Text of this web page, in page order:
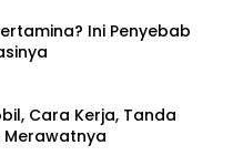
Ini Penyebab
Cara Kerja, Tanda
Merawatnya